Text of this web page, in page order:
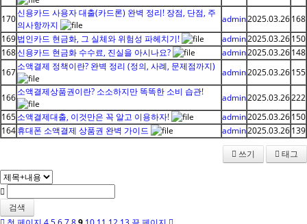
170
신용카드 사용자 대출(카드론) 완벽 정리! 장점, 단점, 주
의사항까지
admin2025.03.26168
169법인카드 현금화, 그 실체와 위험성 파헤치기! admin2025.03.26150
168신용카드 현금화 수수료, 진실을 아시나요? admin2025.03.26148
167
소액결제 정책이란? 완벽 정리 (정의, 사례, 문제점까지)
admin2025.03.26155
166
소액결제상품권이란? 소소하지만 똑똑한 소비 습관!
admin2025.03.26222
165소액결제대출, 이것만은 꼭 알고 이용하자! admin2025.03.26150
164휴대폰 소액결제 상품권 완벽 가이드 admin2025.03.26139
쓰기
태그
검색